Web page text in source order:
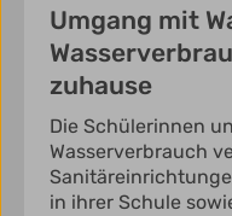
Umgang mit
zuhause
Die Schülerinnen
Wasserverbrauch
in ihrer Schule